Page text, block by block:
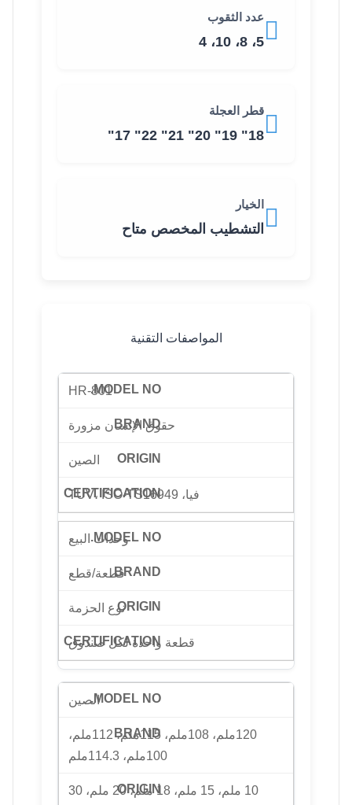
عدد الثقوب
5، 8، 10، 4
قطر العجلة
18" 19" 20" 21" 22" 17"
الخيار
التشطيب المخصص متاح
المواصفات التقنية
HR-801
حقوق الإنسان مزورة
الصين
فيا، TUV، ISO-TS16949
وحدات البيع
قطعة/قطع
نوع الحزمة
قطعة واحدة لكل صندوق
الصين
120ملم، 108ملم، 115ملم، 112ملم،
100ملم، 114.3ملم
10 ملم، 15 ملم، 18 ملم، 20 ملم، 30